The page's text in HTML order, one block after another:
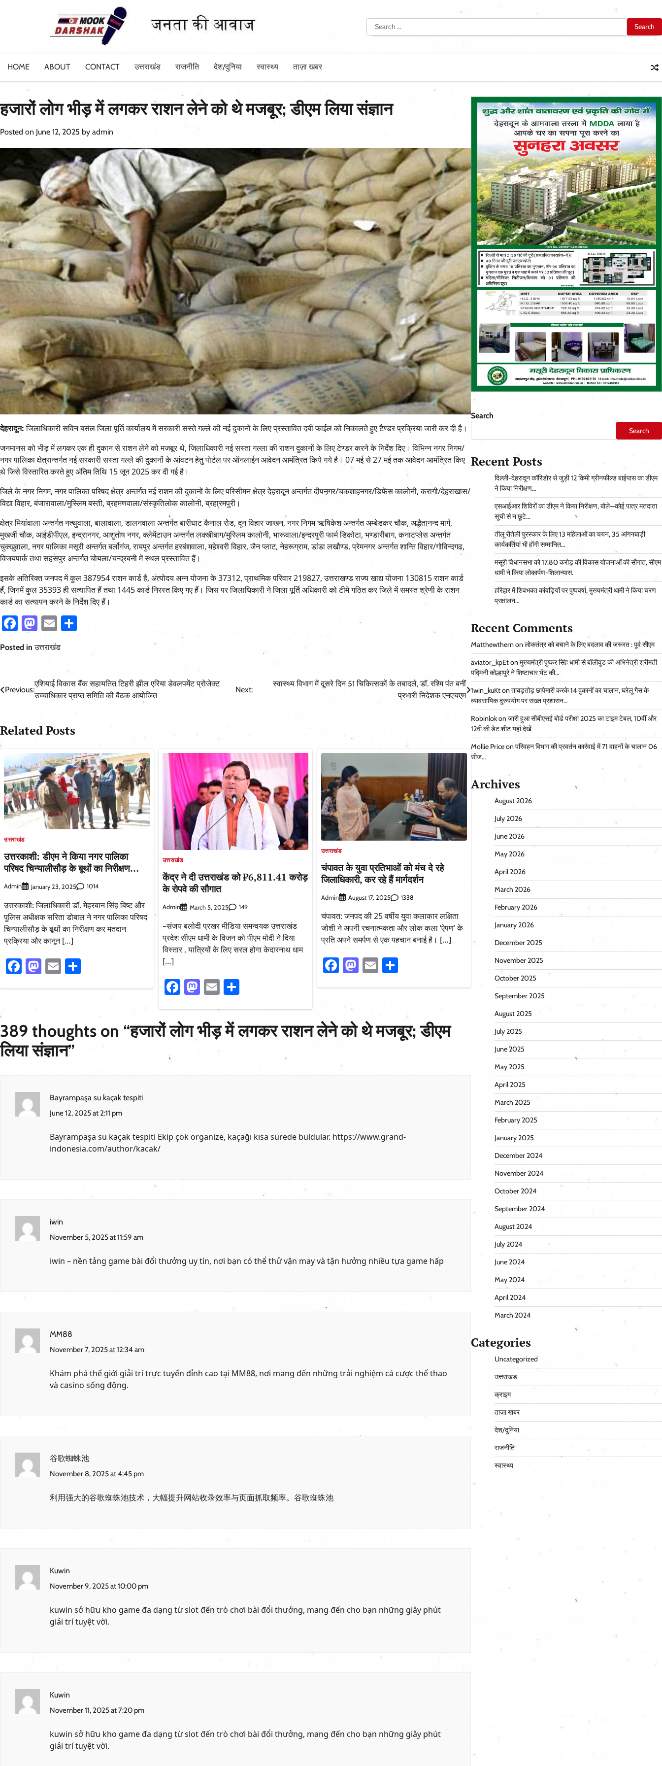
Search
for:
HOME ABOUT CONTACT उत्तराखंड राजनीति देश/दुनिया स्वास्थ्य ताज़ा खबर
हजारों लोग भीड़ में लगकर राशन लेने को थे मजबूर; डीएम लिया संज्ञान
Posted on June 12, 2025 by admin
देहरादून:जिलाधिकारी सविन बसंल जिला पूर्ति कार्यालय में सरकारी सस्ते गल्ले की नई दुकानों के लिए प्रस्तावित दबी फाईल को निकालते हुए टैण्डर प्रक्रिया जारी कर दी है।
जनमानस को भीड़ में लगकर एक ही दुकान से राशन लेने को मजबूर थे, जिलाधिकारी नई सस्ता गल्ला की राशन दुकानों के लिए टेण्डर करने के निर्देश दिए। विभिन्न नगर निगम/
नगर पालिका क्षेत्रान्तर्गत नई सरकारी सस्ता गल्ले की दुकानों के आंवटन हेतु पोर्टल पर ऑनलाईन आवेदन आमंत्रित किये गये है। 07 मई से 27 मई तक आवेदन आमंत्रित किए
थे जिसे विस्तारित करते हुए अंतिम तिथि 15 जून 2025 कर दी गई है।
जिले के नगर निगम, नगर पालिका परिषद क्षेत्र अन्तर्गत नई राशन की दुकानों के लिए परिसीमन क्षेत्र देहरादून अन्तर्गत दीपनगर/चकशाहनगर/डिफेंस कालोनी, करागी/देहराखास/
विद्या विहार, बंजारावाला/मुस्लिम बस्ती, ब्रहमणवाला/संस्कृतिलोक कालोनी, ब्रहा्रमपुरी।
क्षेत्र मियांवाला अन्तर्गत नत्थुवाला, बालावाला, डालनवाला अन्तर्गत बारीघाट कैनाल रोेड, दून विहार जाखन, नगर निगम ऋषिकेश अन्तर्गत अम्बेडकर चौक, अद्धैतानन्द मार्ग,
मुखर्जी चौक, आईडीपीएल, इन्द्रानगर, आशुतोष नगर, क्लेमेंटाउन अन्तर्गत लक्खीबाग/मुस्लिम कालोनी, भारूवाला/इन्दरपुरी फार्म डिकोटा, भण्डारीबाग, कनाटप्लेस अन्तर्गत
चुक्खुवाला, नगर पालिका मसूरी अन्तर्गत बर्लोगंज, रायपुर अन्तर्गत हरबंशवाला, महेश्वरी विहार, जैन प्लाट, नेहरूग्राम, डांडा लखौण्ड, प्रेमनगर अन्तर्गत शान्ति विहार/गोविन्दगढ,
विजयपार्क तथा सहसपुर अन्तर्गत चोयला/चन्द्रबनी में स्थल प्रस्तावित हैं।
इसके अतिरिक्त जनपद में कुल 387954 राशन कार्ड है, अंत्योदय अन्न योजना के 37312, प्राथमिक परिवार 219827, उत्तराखण्ड राज्य खाद्य योजना 130815 राशन कार्ड
हैं, जिनमें कुल 35393 ही सत्यापित हैं तथा 1445 कार्ड निरस्त किए गए हैं। जिस पर जिलाधिकारी ने जिला पूर्ति अधिकारी को टीमे गठित कर जिले में समस्त श्रेणी के राशन
कार्ड का सत्यापन करने के निर्देश दिए हैं।
Facebook
Mastodon
Email
Posted inउत्तराखंड
Post
Previous:
एशियाई विकास बैंक सहायतित टिहरी झील एरिया डेवलपमेंट प्रोजेक्ट
उच्चाधिकार प्राप्त समिति की बैठक आयोजित
Next:
स्वास्थ्य विभाग में दूसरे दिन 51 चिकित्सकों के तबादले, डॉ. रश्मि पंत बनीं
प्रभारी निदेशक एनएचएम
Related Posts
उत्तराखंड
उत्तरकाशी: डीएम ने किया नगर पालिका
परिषद चिन्यालीसौड़ के बूथों का निरीक्षण…
Admin January 23, 2025 1014
उत्तरकाशी: जिलाधिकारी डॉ. मेहरबान सिंह बिष्ट और
पुलिस अधीक्षक सरिता डोबाल ने नगर पालिका परिषद
चिन्यालीसौड़ के बूथों का निरीक्षण कर मतदान
प्रक्रिया और कानून […]
Facebook
Mastodon
Email
उत्तराखंड
केंद्र ने दी उत्तराखंड को ₹6,811.41 करोड़
के रोपवे की सौगात
Admin March 5, 2025 149
–संजय बलोदी प्रखर मीडिया समन्वयक उत्तराखंड
प्रदेश सीएम धामी के विजन को पीएम मोदी ने दिया
विस्तार , यात्रियों के लिए सरल होगा केदारनाथ धाम
[…]
Facebook
Mastodon
EmailShare
उत्तराखंड
चंपावत के युवा प्रतिभाओं को मंच दे रहे
जिलाधिकारी, कर रहे हैं मार्गदर्शन
Admin August 17, 2025 1338
चंपावत: जनपद की 25 वर्षीय युवा कलाकार लक्षिता
जोशी ने अपनी रचनात्मकता और लोक कला ‘ऐपण’ के
प्रति अपने समर्पण से एक पहचान बनाई है। […]
Facebook
Mastodon
EmailShare
389 thoughts on “हजारों लोग भीड़ में लगकर राशन लेने को थे मजबूर; डीएम
लिया संज्ञान”
Bayrampaşa su kaçak tespiti
June 12, 2025 at 2:11 pm
Bayrampaşa su kaçak tespiti Ekip çok organize, kaçağı kısa sürede buldular. https://www.grand-
indonesia.com/author/kacak/
iwin
November 5, 2025 at 11:59 am
iwin – nền tảng game bài đổi thưởng uy tín, nơi bạn có thể thử vận may và tận hưởng nhiều tựa game hấp
MM88
November 7, 2025 at 12:34 am
Khám phá thế giới giải trí trực tuyến đỉnh cao tại MM88, nơi mang đến những trải nghiệm cá cược thể thao
và casino sống động.
谷歌蜘蛛池
November 8, 2025 at 4:45 pm
利用强大的谷歌蜘蛛池技术，大幅提升网站收录效率与页面抓取频率。 谷歌蜘蛛池
Kuwin
November 9, 2025 at 10:00 pm
kuwin sở hữu kho game đa dạng từ slot đến trò chơi bài đổi thưởng, mang đến cho bạn những giây phút
giải trí tuyệt vời.
Kuwin
November 11, 2025 at 7:20 pm
kuwin sở hữu kho game đa dạng từ slot đến trò chơi bài đổi thưởng, mang đến cho bạn những giây phút
giải trí tuyệt vời.
Search
Search
Recent Posts
दिल्ली-देहरादून कॉरिडोर से जुड़ी 12 किमी ग्रीनफील्ड बाईपास का डीएम
ने किया निरीक्षण…
एसआईआर शिविरों का डीएम ने किया निरीक्षण, बोले—कोई पात्र मतदाता
सूची से न छूटे…
तीलू रौतेली पुरस्कार के लिए 13 महिलाओं का चयन, 35 आंगनबाड़ी
कार्यकर्तियां भी होंगी सम्मानित…
मसूरी विधानसभा को 17.80 करोड़ की विकास योजनाओं की सौगात, सीएम
धामी ने किया लोकार्पण-शिलान्यास.
हरिद्वार में शिवभक्त कांवड़ियों पर पुष्पवर्षा, मुख्यमंत्री धामी ने किया चरण
प्रक्षालन…
Recent Comments
Matthewthernonलोकतंत्र को बचाने के लिए बदलाव की जरूरत : पूर्व सीएम
aviator_kpEtonमुख्यमंत्री पुष्कर सिंह धामी से बॉलीवुड की अभिनेत्री श्रीमती
पद्मिनी कोल्हापुरे ने शिष्टाचार भेंट की…
1win_kuKtonताबड़तोड़ छापेमारी करके 14 दुकानों का चालान, घरेलू गैस के
व्यावसायिक दुरुपयोग पर सख्त प्रशासन…
Robinlokonजारी हुआ सीबीएसई बोर्ड परीक्षा 2025 का टाइम टेबल, 10वीं और
12वीं की डेट शीट यहां देखें
Mollie Priceonपरिवहन विभाग की प्रवर्तन कार्रवाई में 71 वाहनों के चालान 06
सीज…
Archives
August 2026
July 2026
June 2026
May 2026
April 2026
March 2026
February 2026
January 2026
December 2025
November 2025
October 2025
September 2025
August 2025
July 2025
June 2025
May 2025
April 2025
March 2025
February 2025
January 2025
December 2024
November 2024
October 2024
September 2024
August 2024
July 2024
June 2024
May 2024
April 2024
March 2024
Categories
Uncategorized
उत्तराखंड
क्राइम
ताज़ा खबर
देश/दुनिया
राजनीति
स्वास्थ्य